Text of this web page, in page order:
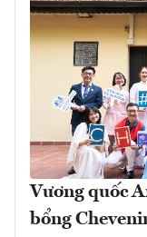
Vương quốc
bổng